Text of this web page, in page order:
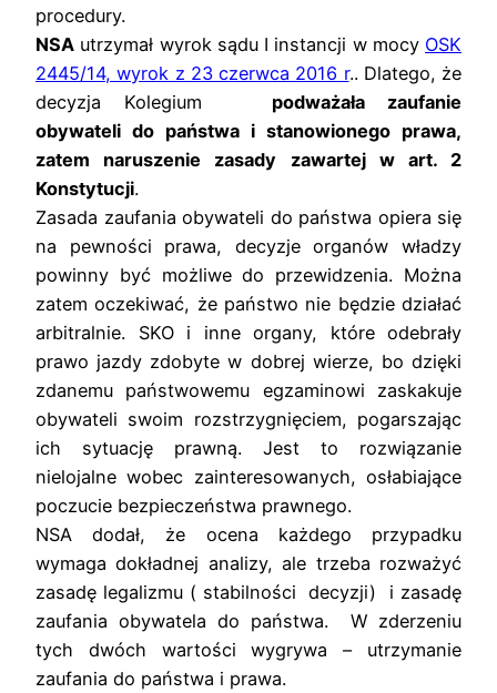
procedury.
NSA utrzymał wyrok sądu I instancji w mocy OSK
2445/14, wyrok z 23 czerwca 2016 r.. Dlatego, że
decyzja Kolegium podważała zaufanie
obywateli do państwa i stanowionego prawa,
zatem naruszenie zasady zawartej w art. 2
Konstytucji.
Zasada zaufania obywateli do państwa opiera się
na pewności prawa, decyzje organów władzy
powinny być możliwe do przewidzenia. Można
zatem oczekiwać, że państwo nie będzie działać
arbitralnie. SKO i inne organy, które odebrały
prawo jazdy zdobyte w dobrej wierze, bo dzięki
zdanemu państwowemu egzaminowi zaskakuje
obywateli swoim rozstrzygnięciem, pogarszając
ich sytuację prawną. Jest to rozwiązanie
nielojalne wobec zainteresowanych, osłabiające
poczucie bezpieczeństwa prawnego.
NSA dodał, że ocena każdego przypadku
wymaga dokładnej analizy, ale trzeba rozważyć
zasadę legalizmu ( stabilności decyzji) i zasadę
zaufania obywatela do państwa. W zderzeniu
tych dwóch wartości wygrywa – utrzymanie
zaufania do państwa i prawa.